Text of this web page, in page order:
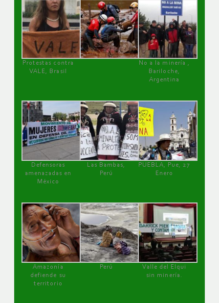
Protestas contra
VALE, Brasil
No a la minería ,
Bariloche,
Argentina
Defensoras
amenazadas en
México
Las Bambas,
Perú
PUEBLA, Pue, 27
Enero
Amazonía
defiende su
territorio
Perú
Valle del Elqui
sin minería.